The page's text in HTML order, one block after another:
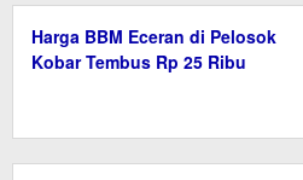
Harga BBM Eceran di Pelosok
Kobar Tembus Rp 25 Ribu